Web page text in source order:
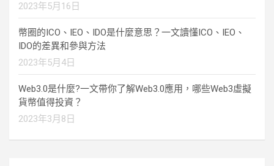
2023年5月16日
幣圈的ICO、IEO、IDO是什麼意思？一文讀懂ICO、IEO、
IDO的差異和參與方法
2023年5月4日
Web3.0是什麼?一文帶你了解Web3.0應用，哪些Web3虛擬
貨幣值得投資？
2023年3月8日